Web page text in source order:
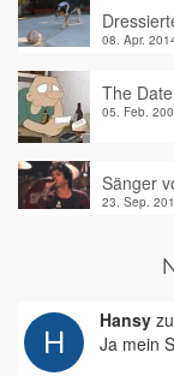
08. Apr.
The Date
05. Feb.
Sänger
23. Sep.
Hansy zu
Ja mein